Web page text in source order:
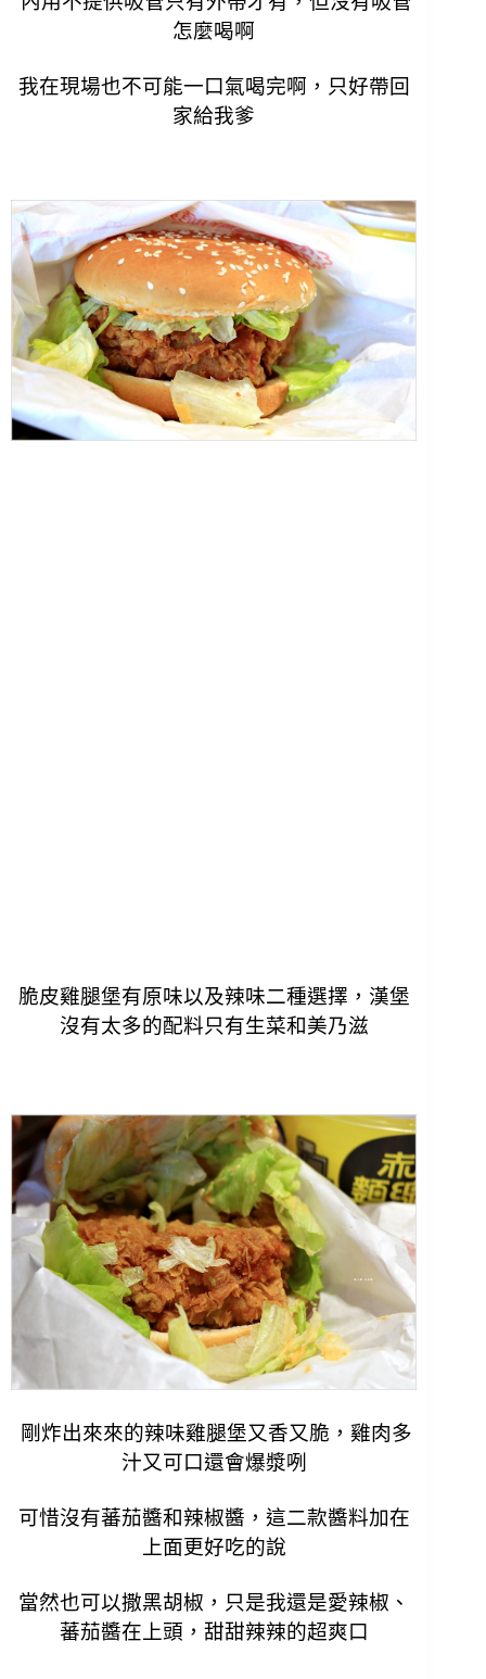
怎麼喝啊
我在現場也不可能一口氣喝完啊，只好帶回
家給我爹
脆皮雞腿堡有原味以及辣味二種選擇，漢堡
沒有太多的配料只有生菜和美乃滋
剛炸出來來的辣味雞腿堡又香又脆，雞肉多
汁又可口還會爆漿咧
可惜沒有蕃茄醬和辣椒醬，這二款醬料加在
上面更好吃的說
當然也可以撒黑胡椒，只是我還是愛辣椒、
蕃茄醬在上頭，甜甜辣辣的超爽口